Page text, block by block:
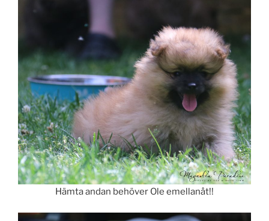
Hämta andan behöver Ole emellanåt!!